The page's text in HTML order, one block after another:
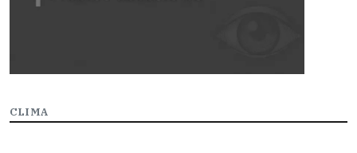
CLIMA